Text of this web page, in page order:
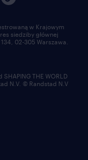
w Krajowym
siedziby głównej
02-305 Warszawa.
SHAPING THE WORLD
N.V. © Randstad N.V